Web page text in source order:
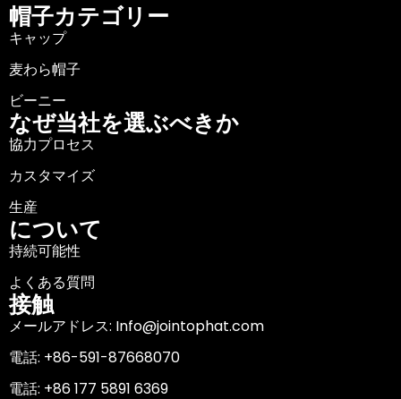
帽子カテゴリー
キャップ
麦わら帽子
ビーニー
なぜ当社を選ぶべきか
協力プロセス
カスタマイズ
生産
について
持続可能性
よくある質問
接触
メールアドレス: Info@jointophat.com
電話: +86-591-87668070
電話: +86 177 5891 6369